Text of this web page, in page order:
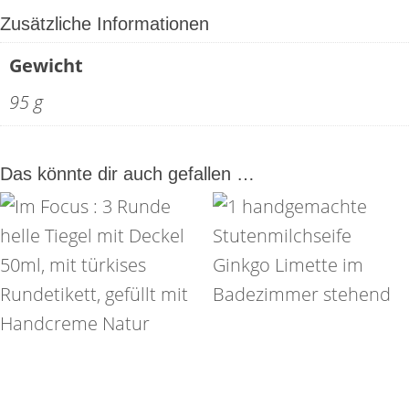
Zusätzliche Informationen
Gewicht
95 g
Das könnte dir auch gefallen …